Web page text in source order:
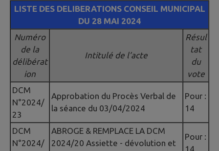
LISTE DES DELIBERATIONS CONSEIL MUNICIPAL
DU 28 MAI 2024
Numéro
de la
délibérat
ion
Intitulé de l’acte
Résul
tat
du
vote
DCM
N°2024/
23
Approbation du Procès Verbal de
la séance du 03/04/2024
Pour :
14
DCM
N°2024/
ABROGE & REMPLACE LA DCM
2024/20 Assiette - dévolution et
Pour :
14